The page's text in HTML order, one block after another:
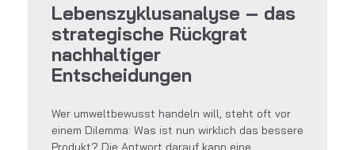
Lebenszyklusanalyse – das
strategische Rückgrat
nachhaltiger
Entscheidungen
Wer umweltbewusst handeln will, steht oft vor
einem Dilemma: Was ist nun wirklich das bessere
Produkt? Die Antwort darauf kann eine